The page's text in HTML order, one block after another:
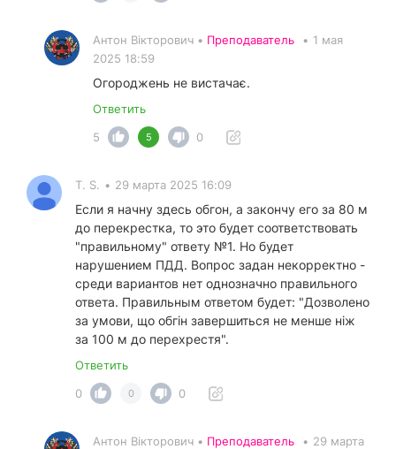
Антон Вікторович • Преподаватель • 1 мая
2025 18:59
Огороджень не вистачає.
Ответить
5
5 0
T. S. • 29 марта 2025 16:09
Если я начну здесь обгон, а закончу его за 80 м
до перекрестка, то это будет соответствовать
"правильному" ответу №1. Но будет
нарушением ПДД. Вопрос задан некорректно -
среди вариантов нет однозначно правильного
ответа. Правильным ответом будет: "Дозволено
за умови, що обгiн завершиться не менше ніж
за 100 м до перехрестя".
Ответить
0
0 0
Антон Вікторович • Преподаватель • 29 марта